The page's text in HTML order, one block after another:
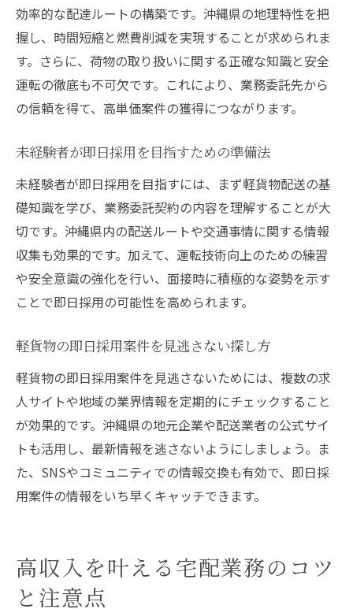
効率的な配達ルートの構築です。沖縄県の地理特性を把
握し、時間短縮と燃費削減を実現することが求められま
す。さらに、荷物の取り扱いに関する正確な知識と安全
運転の徹底も不可欠です。これにより、業務委託先から
の信頼を得て、高単価案件の獲得につながります。
未経験者が即日採用を目指すための準備法
未経験者が即日採用を目指すには、まず軽貨物配送の基
礎知識を学び、業務委託契約の内容を理解することが大
切です。沖縄県内の配送ルートや交通事情に関する情報
収集も効果的です。加えて、運転技術向上のための練習
や安全意識の強化を行い、面接時に積極的な姿勢を示す
ことで即日採用の可能性を高められます。
軽貨物の即日採用案件を見逃さない探し方
軽貨物の即日採用案件を見逃さないためには、複数の求
人サイトや地域の業界情報を定期的にチェックすること
が効果的です。沖縄県の地元企業や配送業者の公式サイ
トも活用し、最新情報を逃さないようにしましょう。ま
た、SNSやコミュニティでの情報交換も有効で、即日採
用案件の情報をいち早くキャッチできます。
高収入を叶える宅配業務のコツ
と注意点